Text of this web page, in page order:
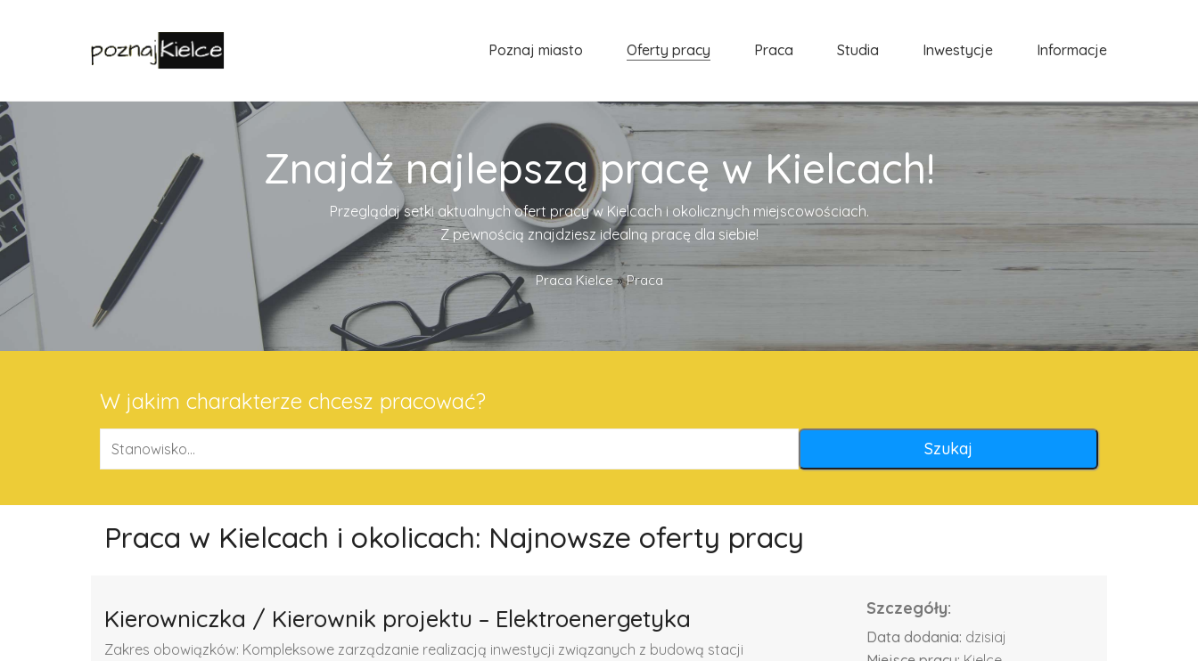
Poznaj miasto Oferty pracy Praca Studia Inwestycje Informacje
Znajdź najlepszą pracę w Kielcach!
Przeglądaj setki aktualnych ofert pracy w Kielcach i okolicznych miejscowościach.
Z pewnością znajdziesz idealną pracę dla siebie!
Praca Kielce»Praca
W jakim charakterze chcesz pracować?
Praca w Kielcach i okolicach: Najnowsze oferty pracy
Kierowniczka / Kierownik projektu – Elektroenergetyka
Zakres obowiązków: Kompleksowe zarządzanie realizacją inwestycji związanych z budową stacji
Szczegóły:
Data dodania: dzisiaj